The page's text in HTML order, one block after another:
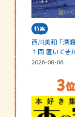
特集
西川美和「深
１回 置いてき
2026-08-06